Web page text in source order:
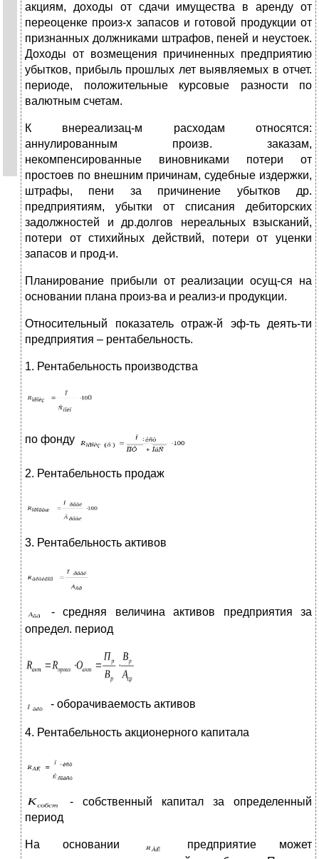
акциям, доходы от сдачи имущества в аренду от
переоценке произ-х запасов и готовой продукции от
признанных должниками штрафов, пеней и неустоек.
Доходы от возмещения причиненных предприятию
убытков, прибыль прошлых лет выявляемых в отчет.
периоде, положительные курсовые разности по
валютным счетам.
К внереализац-м расходам относятся:
аннулированным произв. заказам,
некомпенсированные виновниками потери от
простоев по внешним причинам, судебные издержки,
штрафы, пени за причинение убытков др.
предприятиям, убытки от списания дебиторских
задолжностей и др.долгов нереальных взысканий,
потери от стихийных действий, потери от уценки
запасов и прод-и.
Планирование прибыли от реализации осущ-ся на
основании плана произ-ва и реализ-и продукции.
Относительный показатель отраж-й эф-ть деять-ти
предприятия – рентабельность.
1. Рентабельность производства
по фонду
2. Рентабельность продаж
3. Рентабельность активов
- средняя величина активов предприятия за
определ. период
- оборачиваемость активов
4. Рентабельность акционерного капитала
- собственный капитал за определенный
период
На основании
предприятие может